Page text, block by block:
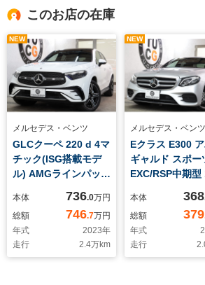
このお店の在庫
NEW
メルセデス・ベンツ
GLCクーペ 220 d 4マ
チック(ISG搭載モデ
ル) AMGラインパッケ
ボ 4WD MP202401 レ
ザEX/ドライバ/RSP
黒本革 SR 2年保証
メモリ-P/全シ-トヒ-
タ- HUD MBUX/ARナ
本体 736.0万円
総額
746.7万円
年式
2023年
走行
2.4万km
NEW
メルセデス・ベンツ
Eクラス E300
ギャルド スポー
EXC/RSP中期型
証 ナビTV Sヒ
スマホ連携 ブル
タ 360カメラ
DSRC AMGエア
ロ/19AW ダイナ
本体 368
総額
379
年式
走行